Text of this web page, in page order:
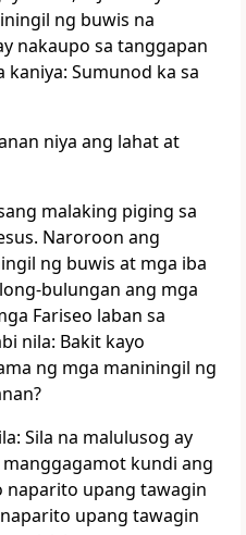
ng buwis na
nakaupo sa tanggapan
kaniya: Sumunod ka sa
niya ang lahat at
malaking piging sa
Naroroon ang
ng buwis at mga iba
bulungan ang mga
Fariseo laban sa
nila: Bakit kayo
ng mga maniningil ng
Sila na malulusog ay
kundi ang
naparito upang tawagin
upang tawagin